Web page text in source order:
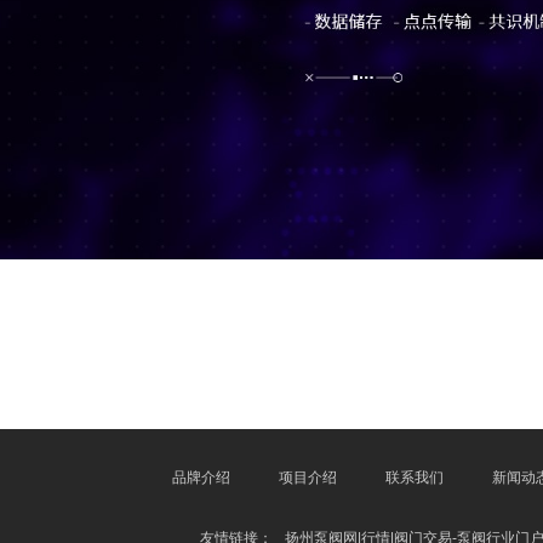
品牌介绍 项目介绍 联系我们 新闻动
友情链接： 扬州泵阀网|行情|阀门交易-泵阀行业门